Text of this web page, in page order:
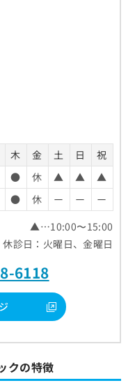
木 金 土 日
祝
● 休 ▲ ▲
▲
● 休 ー ー
ー
▲…10:00〜15:00
休診日：火曜日、金曜日
6118
クの特徴